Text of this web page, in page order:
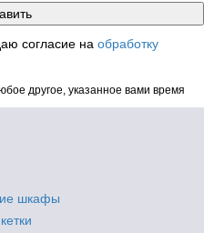
согласие на обработку
другое, указанное вами время
шкафы